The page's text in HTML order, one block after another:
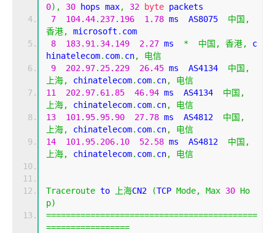
0), 30 hops max, 32 byte packets
7
104.44. 237.196 1.78 ms  AS8075 中国,
香港,
microsoft . com
8
183.91 . 34.149 2.27 ms * 中国, 香港,
c
hinatelecom. com. cn,
电信
9
202.97. 25.229 26.45 ms  AS4134 中国,
上海,
chinatelecom. com. cn,
电信
11
202.97. 61.85 46.94 ms  AS4134 中国,
上海,
chinatelecom. com. cn,
电信
13
101.95. 95.90 27.78 ms  AS4812 中国,
上海,
chinatelecom. com. cn,
电信
14
101.95. 206.10 52.58 ms  AS4812 中国,
上海,
chinatelecom. com. cn, 电信
Traceroute to 上海CN2 (TCP Mode, Max 30 Ho
p)
===========================================
=================